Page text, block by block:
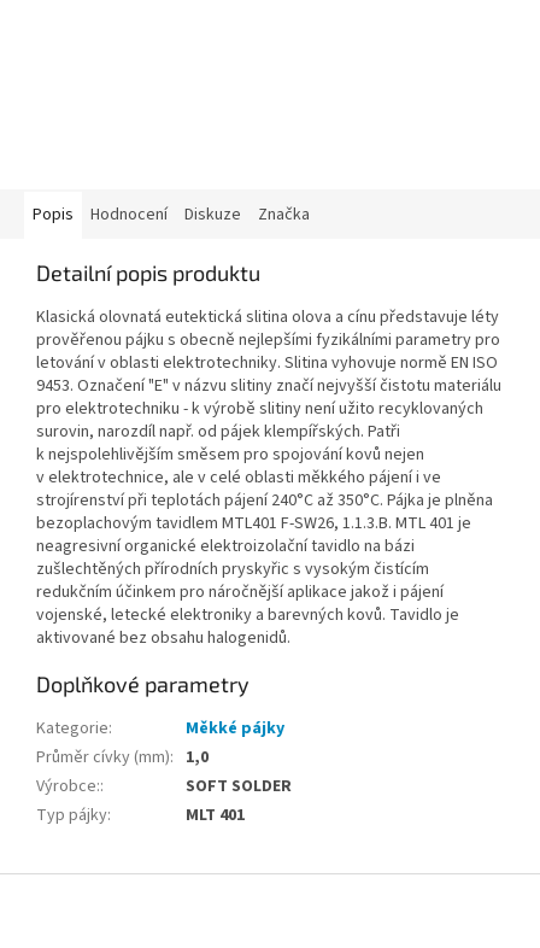
Popis Hodnocení Diskuze Značka
Detailní popis produktu
Klasická olovnatá eutektická slitina olova a cínu představuje léty
prověřenou pájku s obecně nejlepšími fyzikálními parametry pro
letování v oblasti elektrotechniky. Slitina vyhovuje normě EN ISO
9453. Označení "E" v názvu slitiny značí nejvyšší čistotu materiálu
pro elektrotechniku - k výrobě slitiny není užito recyklovaných
surovin, narozdíl např. od pájek klempířských. Patři
k nejspolehlivějším směsem pro spojování kovů nejen
v elektrotechnice, ale v celé oblasti měkkého pájení i ve
strojírenství při teplotách pájení 240°C až 350°C. Pájka je plněna
bezoplachovým tavidlem MTL401 F-SW26, 1.1.3.B. MTL 401 je
neagresivní organické elektroizolační tavidlo na bázi
zušlechtěných přírodních pryskyřic s vysokým čistícím
redukčním účinkem pro náročnější aplikace jakož i pájení
vojenské, letecké elektroniky a barevných kovů. Tavidlo je
aktivované bez obsahu halogenidů.
Doplňkové parametry
Kategorie:
Měkké pájky
Průměr cívky (mm): 1,0
Výrobce::
SOFT SOLDER
Typ pájky: MLT 401